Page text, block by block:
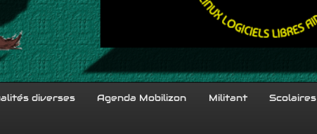
diverses Agenda Mobilizon Militant Scolaires